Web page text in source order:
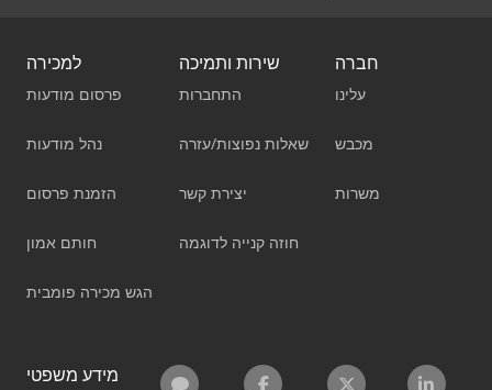
למכירה
פרסום מודעות
נהל מודעות
הזמנת פרסום
חותם אמון
הגש מכירה פומבית
שירות ותמיכה
התחברות
שאלות נפוצות/עזרה
יצירת קשר
חוזה קנייה לדוגמה
חברה
עלינו
מכבש
משרות
מידע משפטי